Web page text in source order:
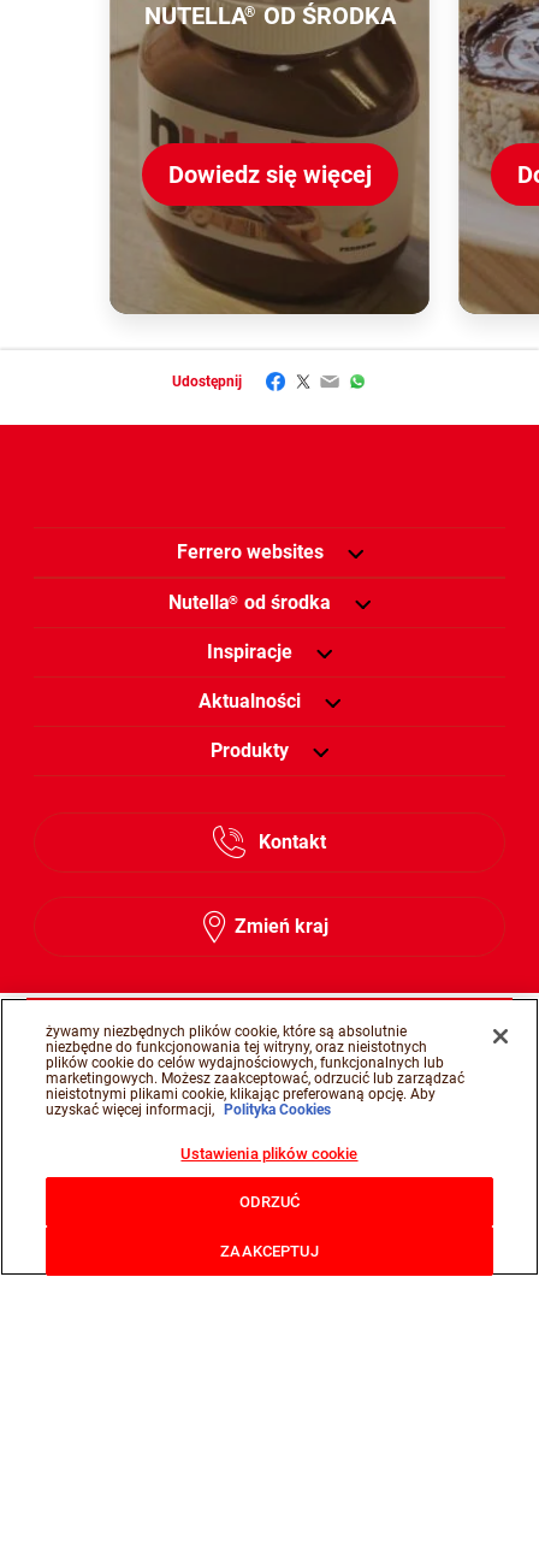
NUTELLA®OD ŚRODKA
Dowiedz się więcej
Udostępnij Facebook
Twitter
EmailWhatsApp
Ferrero websites
Nutella® od środka
Inspiracje
Aktualności
Produkty
Kontakt
Zmień kraj
Śledź nas na
Śledź nas na facebook
Śledź nas na
Śledź nas na
Wymagania techniczne
żywamy niezbędnych plików cookie, które są absolutnie
niezbędne do funkcjonowania tej witryny, oraz nieistotnych
plików cookie do celów wydajnościowych, funkcjonalnych lub
marketingowych. Możesz zaakceptować, odrzucić lub zarządzać
nieistotnymi plikami cookie, klikając preferowaną opcję. Aby
uzyskać więcej informacji,
Polityka Cookies
Ustawienia plików cookie
ODRZUĆ
ZAAKCEPTUJ